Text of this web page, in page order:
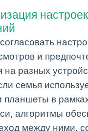
и
на разных
семья
в
алгоритмы
между ними,